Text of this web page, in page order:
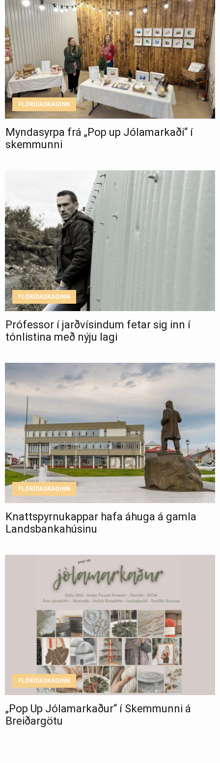
FLÓRÍDASKAGINN
Myndasyrpa frá „Pop up Jólamarkaði“ í
skemmunni
FLÓRÍDASKAGINN
Prófessor í jarðvísindum fetar sig inn í
tónlistina með nýju lagi
FLÓRÍDASKAGINN
Knattspyrnukappar hafa áhuga á gamla
Landsbankahúsinu
FLÓRÍDASKAGINN
„Pop Up Jólamarkaður“ í Skemmunni á
Breiðargötu